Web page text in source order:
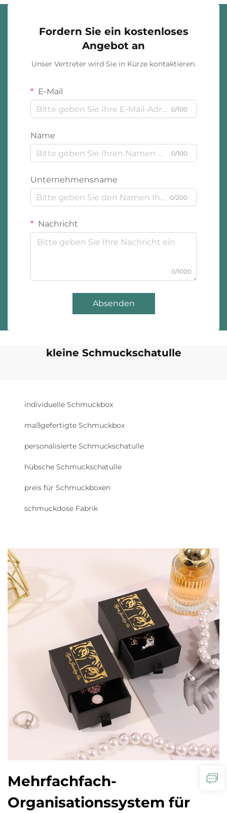
Fordern Sie ein kostenloses
Angebot an
Unser Vertreter wird Sie in Kürze kontaktieren.
E-Mail
0/100
Name
0/100
Unternehmensname
0/200
Nachricht
0/1000
Absenden
kleine Schmuckschatulle
individuelle Schmuckbox
maßgefertigte Schmuckbox
personalisierte Schmuckschatulle
hübsche Schmuckschatulle
preis für Schmuckboxen
schmuckdose Fabrik
Mehrfachfach-
Organisationssystem für